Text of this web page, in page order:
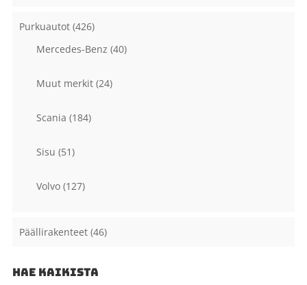
Purkuautot (426)
Mercedes-Benz (40)
Muut merkit (24)
Scania (184)
Sisu (51)
Volvo (127)
Päällirakenteet (46)
HAE KAIKISTA